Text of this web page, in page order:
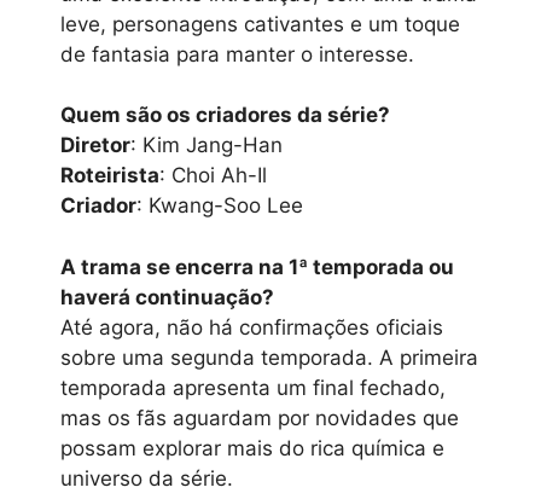
leve, personagens cativantes e um toque
de fantasia para manter o interesse.
Quem são os criadores da série?
Diretor: Kim Jang-Han
Roteirista: Choi Ah-Il
Criador: Kwang-Soo Lee
A trama se encerra na 1ª temporada ou
haverá continuação?
Até agora, não há confirmações oficiais
sobre uma segunda temporada. A primeira
temporada apresenta um final fechado,
mas os fãs aguardam por novidades que
possam explorar mais do rica química e
universo da série.